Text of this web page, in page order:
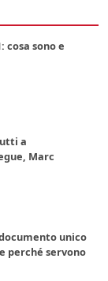
cosa sono e
a
Marc
unico
perché servono